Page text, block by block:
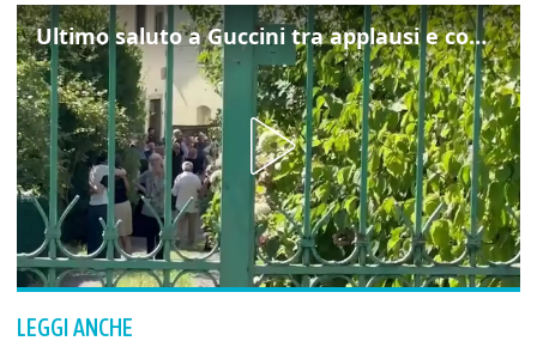
Ultimo saluto a Guccini tra applausi e commozione a Pavana
LEGGI ANCHE